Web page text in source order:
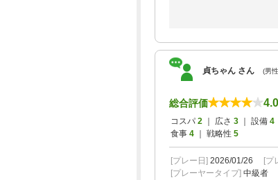
貞ちゃん さん (男
総合評価 4.0
コスパ 2 ｜ 広さ 3 ｜ 設備 4
食事 4 ｜ 戦略性 5
[プレー日] 2026/01/26 [プ
[プレーヤータイプ] 中級者 [